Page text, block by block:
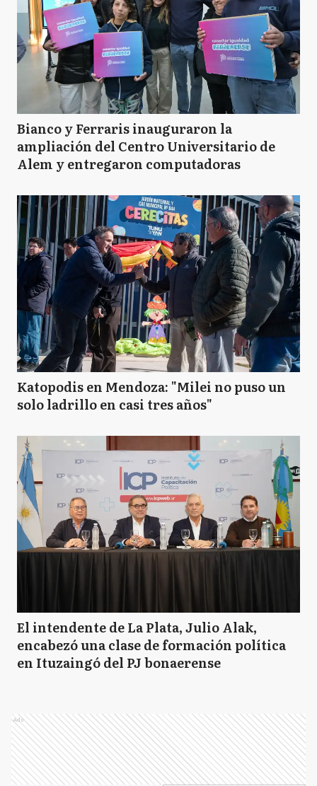
Bianco y Ferraris inauguraron la
ampliación del Centro Universitario de
Alem y entregaron computadoras
Katopodis en Mendoza: "Milei no puso un
solo ladrillo en casi tres años"
El intendente de La Plata, Julio Alak,
encabezó una clase de formación política
en Ituzaingó del PJ bonaerense
Ads